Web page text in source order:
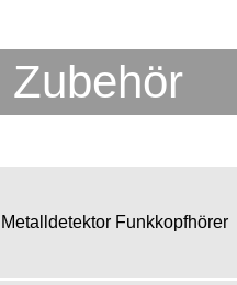
Zubehör
Funkkopfhörer